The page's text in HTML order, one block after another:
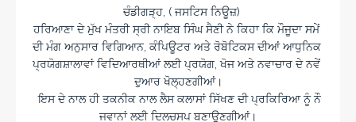
ਚੰਡੀਗੜ੍ਹ, ( ਜਸਟਿਸ ਨਿਊਜ਼)
ਹਰਿਆਣਾ ਦੇ ਮੁੱਖ ਮੰਤਰੀ ਸ੍ਰੀ ਨਾਇਬ ਸਿੰਘ ਸੈਣੀ ਨੇ ਕਿਹਾ ਕਿ ਮੌਜੂਦਾ ਸਮੇਂ
ਦੀ ਮੰਗ ਅਨੁਸਾਰ ਵਿਗਿਆਨ, ਕੰਪਿਊਟਰ ਅਤੇ ਰੋਬੋਟਿਕਸ ਦੀਆਂ ਆਧੁਨਿਕ
ਪ੍ਰਯੋਗਸ਼ਾਲਾਵਾਂ ਵਿਦਿਆਰਥੀਆਂ ਲਈ ਪ੍ਰਯੋਗ, ਖੋਜ ਅਤੇ ਨਵਾਚਾਰ ਦੇ ਨਵੇਂ
ਦੁਆਰ ਖੋਲ੍ਹਣਗੀਆਂ।
ਇਸ ਦੇ ਨਾਲ ਹੀ ਤਕਨੀਕ ਨਾਲ ਲੈਸ ਕਲਾਸਾਂ ਸਿੱਖਣ ਦੀ ਪ੍ਰਕਿਰਿਆ ਨੂੰ ਨੌ
ਜਵਾਨਾਂ ਲਈ ਦਿਲਚਸਪ ਬਣਾਉਣਗੀਆਂ।